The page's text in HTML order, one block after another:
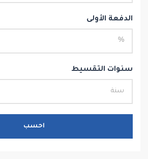
الدفعة الأولى
سنوات التقسيط
احسب